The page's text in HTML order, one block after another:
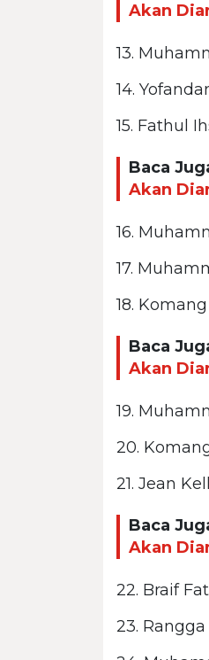
Akan
13.
14.
15. Fathul
Baca
Akan
16.
17.
18.
Baca
Akan
19.
20.
21. Jean
Baca
Akan
22. Braif
23.